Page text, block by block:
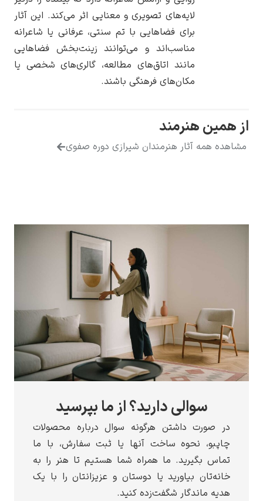
لایه‌های تصویری و معنایی اثر می‌کند. این آثار
برای فضاهایی با تم سنتی، عرفانی یا شاعرانه
مناسب‌اند و می‌توانند زینت‌بخش فضاهایی
مانند اتاق‌های مطالعه، گالری‌های شخصی یا
مکان‌های فرهنگی باشند.
از همین هنرمند
مشاهده همه آثار هنرمندان شیرازی دوره صفوی
سوالی دارید؟ از ما بپرسید
در صورت داشتن هرگونه سوال درباره محصولات
چاپبو، نحوه ساخت آنها یا ثبت سفارش، با ما
تماس بگیرید. ما همراه شما هستیم تا هنر را به
خانه‌تان بیاورید یا دوستان و عزیزانتان را با یک
هدیه ماندگار شگفت‌زده کنید.